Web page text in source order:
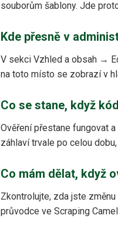
souborům šablony. Jde
Kde přesně v
V sekci Vzhled a obsah →
na toto místo se zobrazí v
Co se stane, když
Ověření přestane fungovat
záhlaví trvale po celou
Co mám dělat, když
Zkontrolujte, zda jste
průvodce ve Scraping